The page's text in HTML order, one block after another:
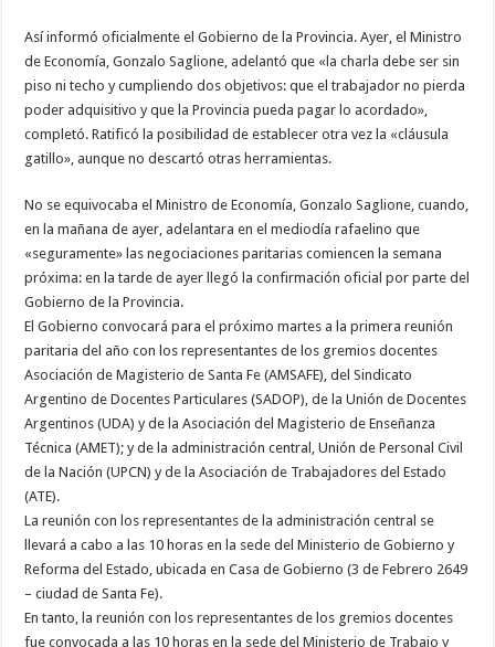
Así informó oficialmente el Gobierno de la Provincia. Ayer, el Ministro
de Economía, Gonzalo Saglione, adelantó que «la charla debe ser sin
piso ni techo y cumpliendo dos objetivos: que el trabajador no pierda
poder adquisitivo y que la Provincia pueda pagar lo acordado»,
completó. Ratificó la posibilidad de establecer otra vez la «cláusula
gatillo», aunque no descartó otras herramientas.
No se equivocaba el Ministro de Economía, Gonzalo Saglione, cuando,
en la mañana de ayer, adelantara en el mediodía rafaelino que
«seguramente» las negociaciones paritarias comiencen la semana
próxima: en la tarde de ayer llegó la confirmación oficial por parte del
Gobierno de la Provincia.
El Gobierno convocará para el próximo martes a la primera reunión
paritaria del año con los representantes de los gremios docentes
Asociación de Magisterio de Santa Fe (AMSAFE), del Sindicato
Argentino de Docentes Particulares (SADOP), de la Unión de Docentes
Argentinos (UDA) y de la Asociación del Magisterio de Enseñanza
Técnica (AMET); y de la administración central, Unión de Personal Civil
de la Nación (UPCN) y de la Asociación de Trabajadores del Estado
(ATE).
La reunión con los representantes de la administración central se
llevará a cabo a las 10 horas en la sede del Ministerio de Gobierno y
Reforma del Estado, ubicada en Casa de Gobierno (3 de Febrero 2649
– ciudad de Santa Fe).
En tanto, la reunión con los representantes de los gremios docentes
fue convocada a las 10 horas en la sede del Ministerio de Trabajo y